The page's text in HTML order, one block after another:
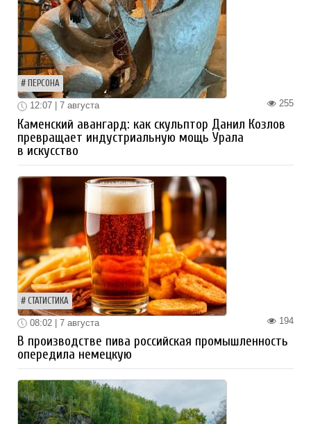
ПЕРСОНА
255
12:07 | 7 августа
Каменский авангард: как скульптор Данил Козлов
превращает индустриальную мощь Урала
в искусство
СТАТИСТИКА
194
08:02 | 7 августа
В производстве пива российская промышленность
опередила немецкую